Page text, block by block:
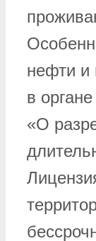
нефти и
в
«О